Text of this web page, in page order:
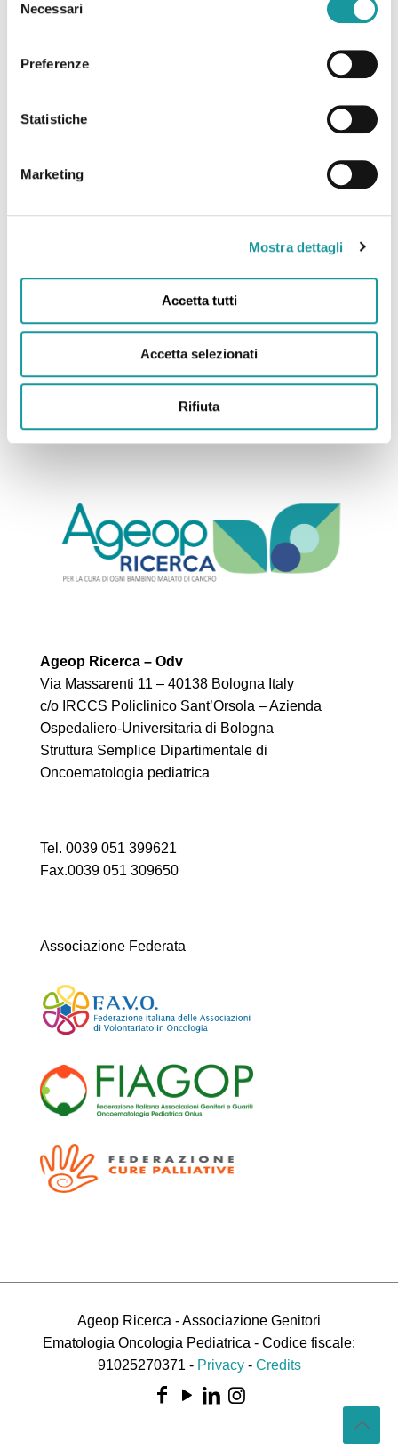
delNecessari
Preferenze
Statistiche
Marketing
Mostra dettagli
Accetta tutti
Accetta selezionati
Rifiuta
Una speranza che nasce in
laboratorio: Salvatore
Serravalle
Cosa mi spinge a venire in reparto tutte le
mattine? Se dal front-office di Ageop si guarda a
sinistra si vedono un sacco di bambini in
Ageop Ricerca – Odv
Via Massarenti 11 – 40138 Bologna Italy
c/o IRCCS Policlinico Sant’Orsola – Azienda
Ospedaliero-Universitaria di Bologna
Struttura Semplice Dipartimentale di
Oncoematologia pediatrica
Tel. 0039 051 399621
Fax.0039 051 309650
Associazione Federata
Ageop Ricerca - Associazione Genitori
Ematologia Oncologia Pediatrica - Codice fiscale:
91025270371 - Privacy- Credits